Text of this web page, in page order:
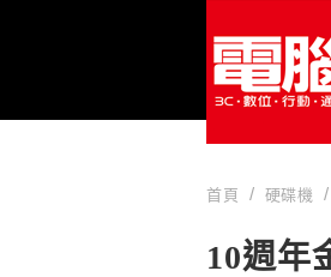
首頁 硬碟機
10週年